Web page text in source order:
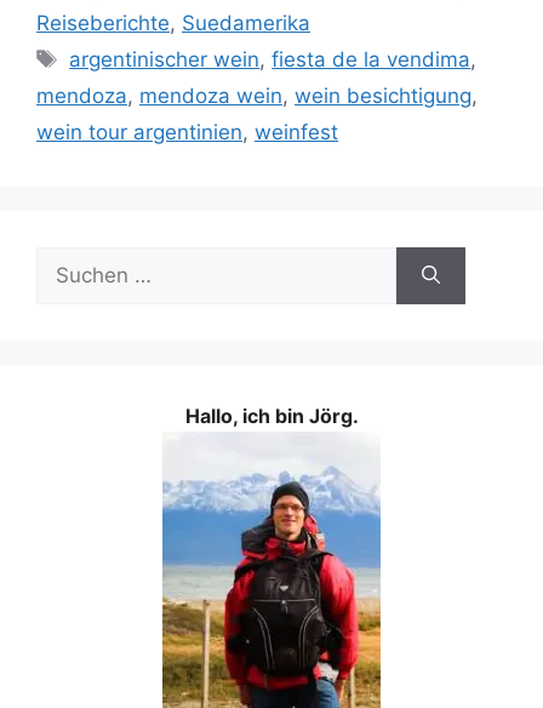
Reiseberichte, Suedamerika
Schlagwörter
argentinischer wein,fiesta de la vendima,
mendoza, mendoza wein, wein besichtigung,
wein tour argentinien, weinfest
Suchen
nach:
Hallo, ich bin Jörg.